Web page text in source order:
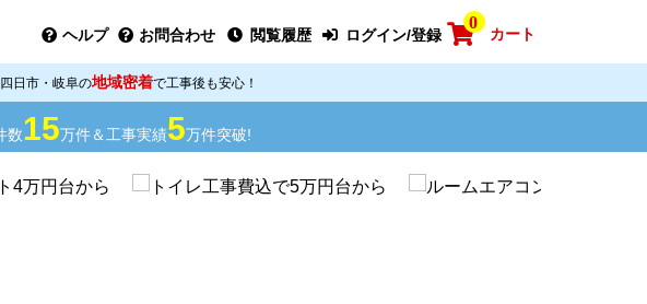
ヘルプ お問合わせ 閲覧履歴 ログイン/登録
0
カート
日市・岐阜の地域密着で工事後も安心！
数15万件＆工事実績5万件突破!